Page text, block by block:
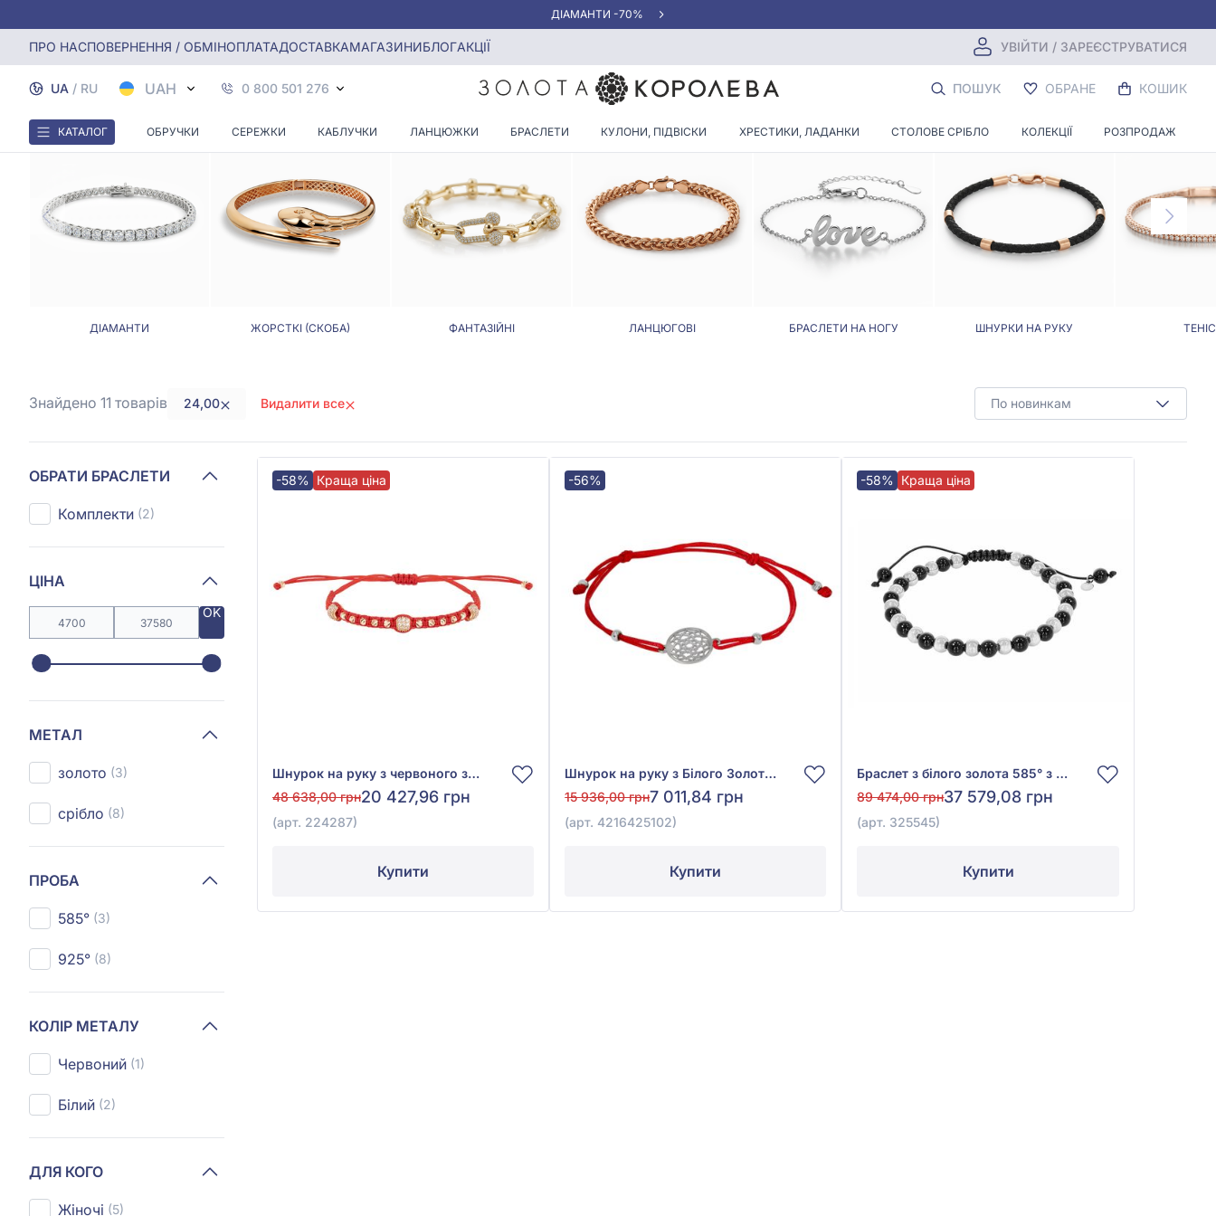
«КРАЩА ЦІНА» ВІД 5945 ГРН/ГРАМ
ПРО НАСПОВЕРНЕННЯ / ОБМІНОПЛАТАДОСТАВКАМАГАЗИНИБЛОГАКЦІЇ УВІЙТИ / ЗАРЕЄСТРУВАТИСЯ
UA / RU UAH 0 800 501 276 ПОШУК ОБРАНЕ КОШИК
КАТАЛОГ ОБРУЧКИ СЕРЕЖКИ КАБЛУЧКИ ЛАНЦЮЖКИ БРАСЛЕТИ КУЛОНИ, ПІДВІСКИ ХРЕСТИКИ, ЛАДАНКИ СТОЛОВЕ СРІБЛО КОЛЕКЦІЇ РОЗПРОДАЖ
Головна Браслети Браслети, Розмір - 24,0
БРАСЛЕТИ, РОЗМІР - 24,0
ДІАМАНТИ ЖОРСТКІ (СКОБА) ФАНТАЗІЙНІ ЛАНЦЮГОВІ БРАСЛЕТИ НА НОГУ ШНУРКИ НА РУКУ
По новинкам
Знайдено 11 товарів 24,00 Видалити все
ОБРАТИ БРАСЛЕТИ
Комплекти (2)
ЦІНА
OK
МЕТАЛ
золото (3)
срібло (8)
ПРОБА
585° (3)
925° (8)
КОЛІР МЕТАЛУ
Червоний (1)
Білий (2)
ДЛЯ КОГО
Жіночі (5)
-58% Краща ціна
Шнурок на руку з червоного золота 585° з червоним текстилем та фіанітом/куб.цирконієм, арт. 224287
48 638,00 грн20 427,96 грн
(арт. 224287)
Купити
-56%
Шнурок на руку з Білого Золота 585° з Червоним Текстилем, арт. 4216425102
15 936,00 грн7 011,84 грн
(арт. 4216425102)
Купити
-58% Краща ціна
Браслет з білого золота 585° з Чорним Деревом, арт. 325545
89 474,00 грн37 579,08 грн
(арт. 325545)
Купити